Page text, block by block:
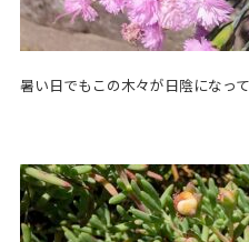
暑い日でもこの木々が日陰になっ